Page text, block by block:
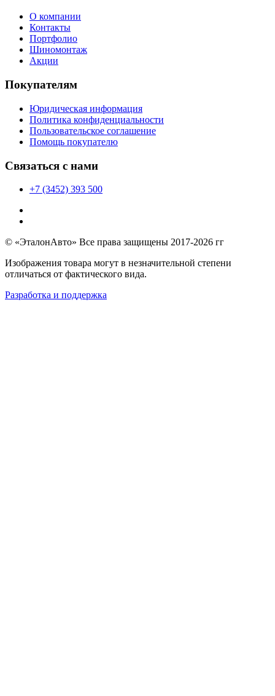
О компании
Контакты
Портфолио
Шиномонтаж
Акции
Покупателям
Юридическая информация
Политика конфиденциальности
Пользовательское соглашение
Помощь покупателю
Связаться с нами
+7 (3452) 393 500
© «ЭталонАвто» Все права защищены 2017-2026 гг
Изображения товара могут в незначительной степени
отличаться от фактического вида.
Разработка и поддержка